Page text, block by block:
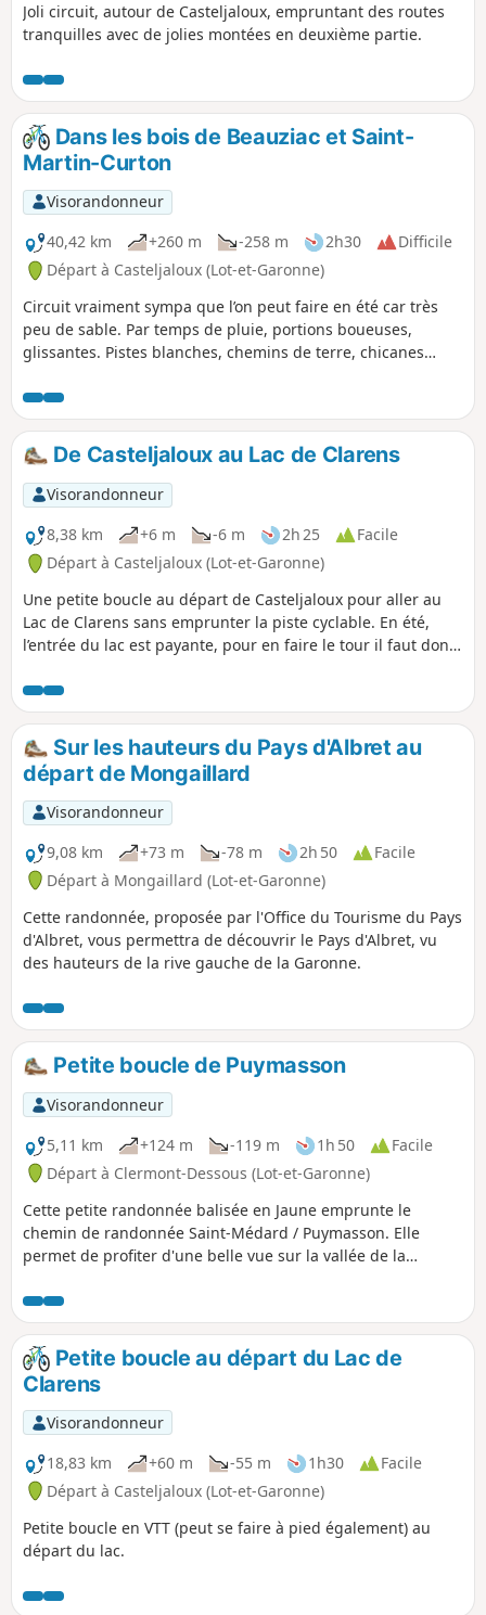
Joli circuit, autour de Casteljaloux, empruntant des routes
tranquilles avec de jolies montées en deuxième partie.
Dans les bois de Beauziac et Saint-
Martin-Curton
Visorandonneur
40,42 km
+260 m -258 m 2h30
Difficile
Départ à Casteljaloux (Lot-et-Garonne)
Circuit vraiment sympa que l’on peut faire en été car très
peu de sable. Par temps de pluie, portions boueuses,
glissantes. Pistes blanches, chemins de terre, chicanes
palombières. Ne pas emprunter lors de la chasse à la
palombe en octobre et novembre. Le respect de cette règle
implicite permet de maintenir les chemins ouverts. Respect
mutuel entre chasseurs, cyclistes et randonneurs.
De Casteljaloux au Lac de Clarens
Visorandonneur
8,38 km
+6 m -6 m 2h 25
Facile
Départ à Casteljaloux (Lot-et-Garonne)
Une petite boucle au départ de Casteljaloux pour aller au
Lac de Clarens sans emprunter la piste cyclable. En été,
l’entrée du lac est payante, pour en faire le tour il faut donc
Sur les hauteurs du Pays d'Albret au
départ de Mongaillard
Visorandonneur
9,08 km
+73 m -78 m 2h 50
Facile
Départ à Mongaillard (Lot-et-Garonne)
Cette randonnée, proposée par l'Office du Tourisme du Pays
d'Albret, vous permettra de découvrir le Pays d'Albret, vu
des hauteurs de la rive gauche de la Garonne.
Petite boucle de Puymasson
Visorandonneur
5,11 km
+124 m -119 m 1h 50
Facile
Départ à Clermont-Dessous (Lot-et-Garonne)
Cette petite randonnée balisée en Jaune emprunte le
chemin de randonnée Saint-Médard / Puymasson. Elle
permet de profiter d'une belle vue sur la vallée de la
curiosité (mémorial suite à un crash d'avion) et de parcourir
des chemins très calmes. Peut être faite avec de jeunes
enfants.Petite boucle au départ du Lac de
Clarens
Visorandonneur
18,83 km
+60 m -55 m 1h30
Facile
Départ à Casteljaloux (Lot-et-Garonne)
Petite boucle en VTT (peut se faire à pied également) au
départ du lac.